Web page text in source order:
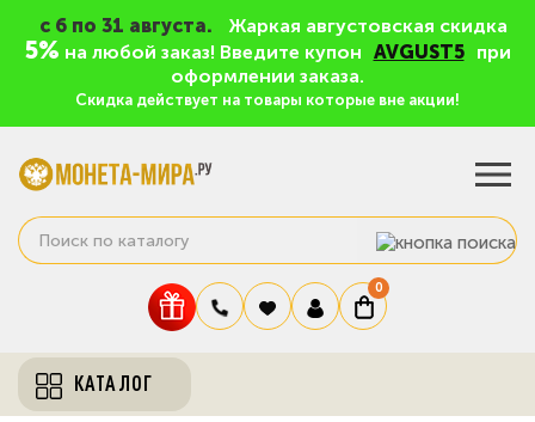
c 6 по 31 августа. Жаркая августовская скидка
5% на любой заказ! Введите купон AVGUST5
при
оформлении заказа.
Скидка действует на товары которые вне акции!
0
КАТАЛОГ